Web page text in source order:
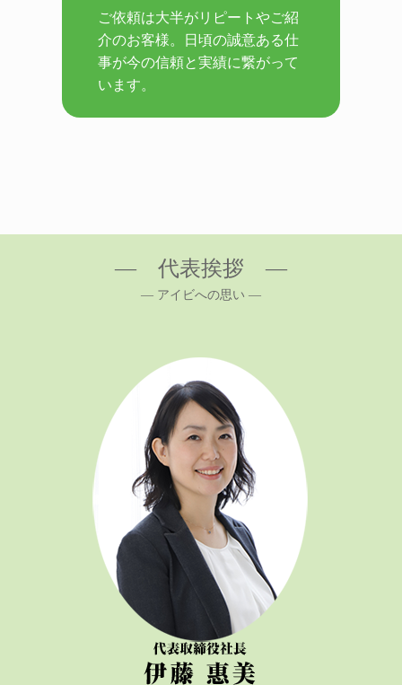
ご依頼は大半がリピートやご紹
介のお客様。日頃の誠意ある仕
事が今の信頼と実績に繋がって
います。
― 代表挨拶 ―
― アイビへの思い ―